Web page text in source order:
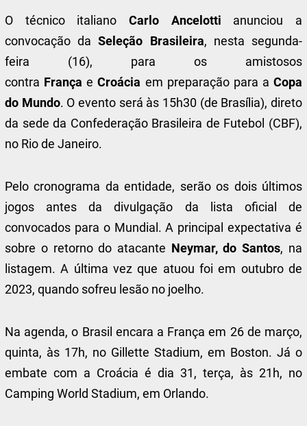
O técnico italiano Carlo Ancelotti anunciou a
convocação daSeleção Brasileira, nesta segunda-
feira (16), para os amistosos
contra FrançaeCroácia em preparação para a Copa
do Mundo. O evento será às 15h30 (de Brasília), direto
da sede da Confederação Brasileira de Futebol (CBF),
no Rio de Janeiro.
Pelo cronograma da entidade, serão os dois últimos
jogos antes da divulgação da lista oficial de
convocados para o Mundial. A principal expectativa é
sobre o retorno do atacante Neymar, do Santos, na
listagem. A última vez que atuou foi em outubro de
2023, quando sofreu lesão no joelho.
Na agenda, o Brasil encara a França em 26 de março,
quinta, às 17h, no Gillette Stadium, em Boston. Já o
embate com a Croácia é dia 31, terça, às 21h, no
Camping World Stadium, em Orlando.